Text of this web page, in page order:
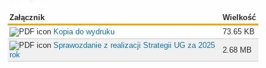
Załącznik
Wielkość
Kopia do wydruku
73.65 KB
Sprawozdanie z realizacji Strategii UG za 2025
rok
2.68 MB